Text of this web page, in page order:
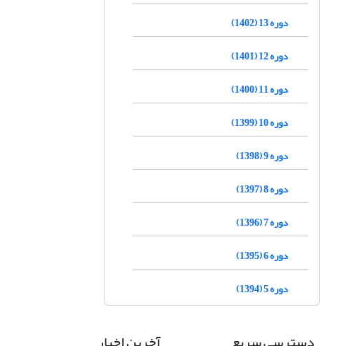
دوره 13 (1402)
دوره 12 (1401)
دوره 11 (1400)
دوره 10 (1399)
دوره 9 (1398)
دوره 8 (1397)
دوره 7 (1396)
دوره 6 (1395)
دوره 5 (1394)